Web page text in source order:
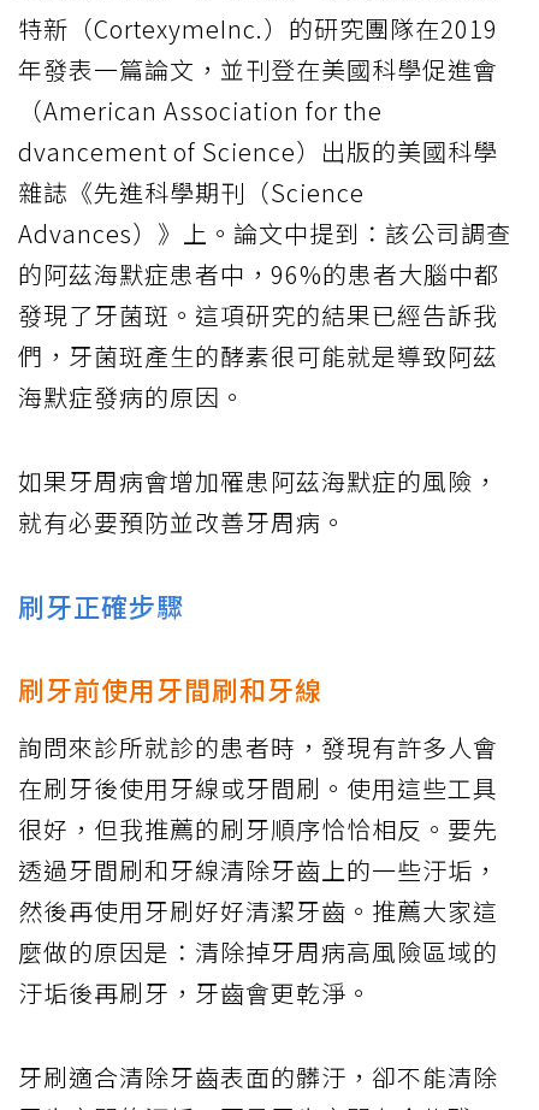
特新（CortexymeInc.）的研究團隊在2019
年發表一篇論文，並刊登在美國科學促進會
（American Association for the
dvancement of Science）出版的美國科學
雜誌《先進科學期刊（Science
Advances）》上。論文中提到：該公司調查
的阿茲海默症患者中，96%的患者大腦中都
發現了牙菌斑。這項研究的結果已經告訴我
們，牙菌斑產生的酵素很可能就是導致阿茲
海默症發病的原因。
如果牙周病會增加罹患阿茲海默症的風險，
就有必要預防並改善牙周病。
刷牙正確步驟
刷牙前使用牙間刷和牙線
詢問來診所就診的患者時，發現有許多人會
在刷牙後使用牙線或牙間刷。使用這些工具
很好，但我推薦的刷牙順序恰恰相反。要先
透過牙間刷和牙線清除牙齒上的一些汙垢，
然後再使用牙刷好好清潔牙齒。推薦大家這
麼做的原因是：清除掉牙周病高風險區域的
汙垢後再刷牙，牙齒會更乾淨。
牙刷適合清除牙齒表面的髒汙，卻不能清除